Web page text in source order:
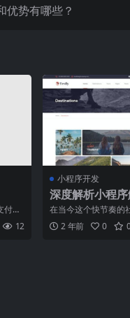
优势有哪些？
付方
币支
12
小程序开发
深度解析小程
案在餐饮行业
在当今这个快节奏的
饮行业一直在寻找创
提高服务质量、提升
2 年前 0